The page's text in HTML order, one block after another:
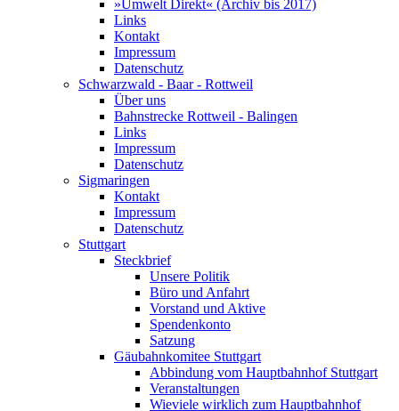
»Umwelt Direkt« (Archiv bis 2017)
Links
Kontakt
Impressum
Datenschutz
Schwarzwald - Baar - Rottweil
Über uns
Bahnstrecke Rottweil - Balingen
Links
Impressum
Datenschutz
Sigmaringen
Kontakt
Impressum
Datenschutz
Stuttgart
Steckbrief
Unsere Politik
Büro und Anfahrt
Vorstand und Aktive
Spendenkonto
Satzung
Gäubahnkomitee Stuttgart
Abbindung vom Hauptbahnhof Stuttgart
Veranstaltungen
Wieviele wirklich zum Hauptbahnhof